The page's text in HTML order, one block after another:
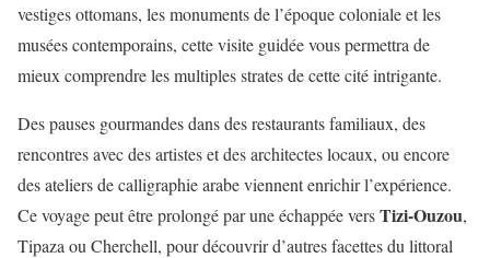
vestiges ottomans, les monuments de l’époque coloniale et les
musées contemporains, cette visite guidée vous permettra de
mieux comprendre les multiples strates de cette cité intrigante.
Des pauses gourmandes dans des restaurants familiaux, des
rencontres avec des artistes et des architectes locaux, ou encore
des ateliers de calligraphie arabe viennent enrichir l’expérience.
Ce voyage peut être prolongé par une échappée versTizi-Ouzou,
Tipaza ou Cherchell, pour découvrir d’autres facettes du littoral